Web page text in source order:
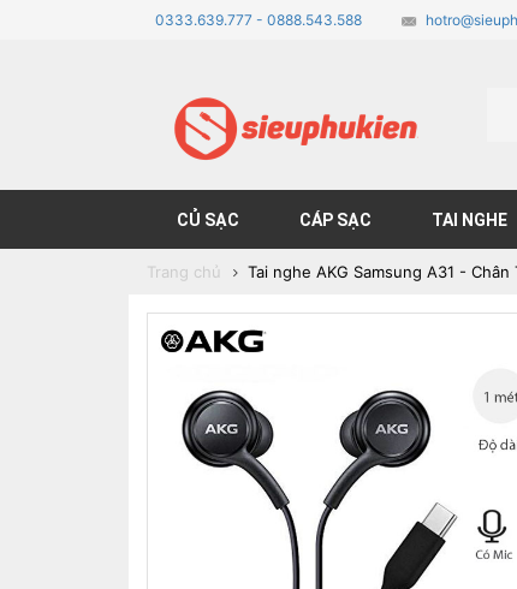
0333.639.777 - 0888.543.588
CỦ SẠC CÁP SẠC TAI NGHE
Trang chủ Tai nghe AKG Samsung A31 -